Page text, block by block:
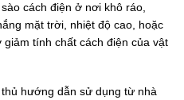
cách điện ở nơi khô ráo,
mặt trời, nhiệt độ cao, hoặc
tính chất cách điện của vật
hướng dẫn sử dụng từ nhà